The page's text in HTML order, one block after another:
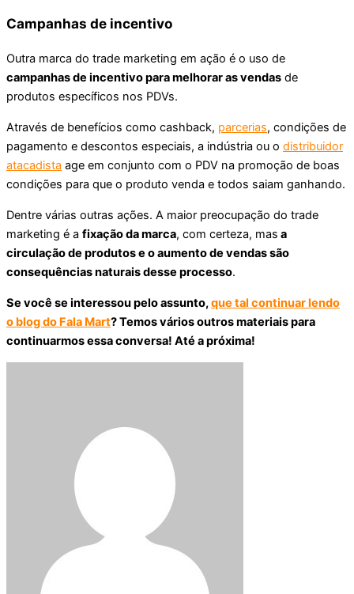
Campanhas de incentivo
Outra marca do trade marketing em ação é o uso de
campanhas de incentivo para melhorar as vendas de
produtos específicos nos PDVs.
Através de benefícios como cashback, parcerias, condições de
pagamento e descontos especiais, a indústria ou o distribuidor
atacadista age em conjunto com o PDV na promoção de boas
condições para que o produto venda e todos saiam ganhando.
Dentre várias outras ações. A maior preocupação do trade
marketing é a fixação da marca, com certeza, mas a
circulação de produtos e o aumento de vendas são
consequências naturais desse processo.
Se você se interessou pelo assunto,que tal continuar lendo
o blog do Fala Mart? Temos vários outros materiais para
continuarmos essa conversa! Até a próxima!